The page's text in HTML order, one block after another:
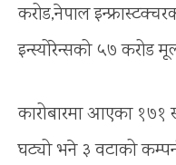
करोड,नेपाल
इन्स्योरेन्सको ५७ करोड
कारोबारमा आएका
घट्यो भने ३ वटाको